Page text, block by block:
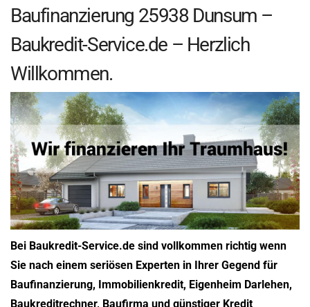
Baufinanzierung 25938 Dunsum –
Baukredit-Service.de – Herzlich
Willkommen.
Bei Baukredit-Service.de sind vollkommen richtig wenn
Sie nach einem seriösen Experten in Ihrer Gegend für
Baufinanzierung, Immobilienkredit, Eigenheim Darlehen,
Baukreditrechner, Baufirma und günstiger Kredit